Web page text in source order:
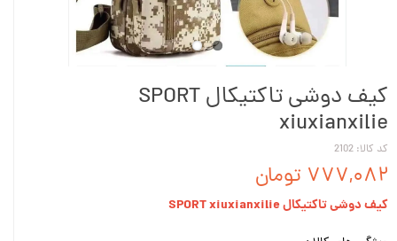
کیف دوشی تاکتیکال SPORT
xiuxianxilie
کد کالا: 2102
۷۷۷,۰۸۲ تومان
کیف دوشی تاکتیکال SPORT xiuxianxilie